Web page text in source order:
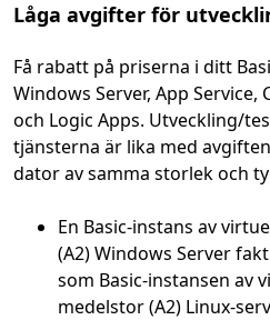
Låga avgifter för
Få rabatt på priserna i ditt
Windows Server, App Service,
och Logic Apps. Utveckling/
tjänsterna är lika med
dator av samma storlek och
En Basic-instans av
(A2) Windows Server
som Basic-instansen av
medelstor (A2) Linux-